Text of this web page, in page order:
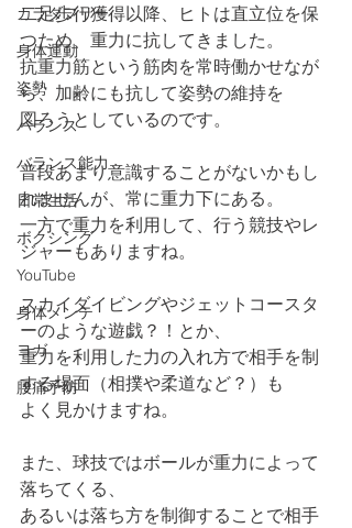
カラダフリー
身体運動
姿勢
バランス
バランス能力
日常生活
ボクシング
YouTube
身体メンテ
ヨガ
腰痛予防
二足歩行獲得以降、ヒトは直立位を保
つため、重力に抗してきました。
抗重力筋という筋肉を常時働かせなが
ら、加齢にも抗して姿勢の維持を
図ろうとしているのです。
普段あまり意識することがないかもし
れませんが、常に重力下にある。
一方で重力を利用して、行う競技やレ
ジャーもありますね。
スカイダイビングやジェットコースタ
ーのような遊戯？！とか、
重力を利用した力の入れ方で相手を制
する場面（相撲や柔道など？）も
よく見かけますね。
また、球技ではボールが重力によって
落ちてくる、
あるいは落ち方を制御することで相手